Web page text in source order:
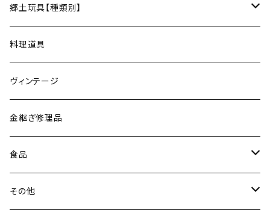
菓子切
松永窯（大堀相馬焼／福島）
黒照 クロテラス（大堀相馬焼／福島）
唐木田窯（松代焼／長野）
古谷製陶所（信楽焼／滋賀）
山内卓夫（信楽焼／滋賀）
常陸窯いそべ陶苑（笠間焼／茨城）
ネックレス
ブレスレット
リング
イヤリング・ピアス
ヘアアクセサリー
スカーフリング
郷土玩具【種類別】
会津張り子（福島）
料理道具
ヴィンテージ
金継ぎ修理品
食品
魚介類
その他